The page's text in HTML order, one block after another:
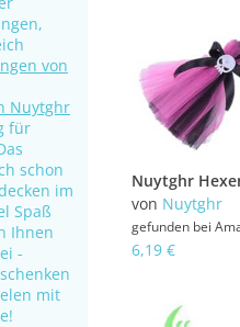
von
Nuytghr
für
schon
im
Spaß
Ihnen
-
mit
von Nuytghr
gefunden bei
6,19 €